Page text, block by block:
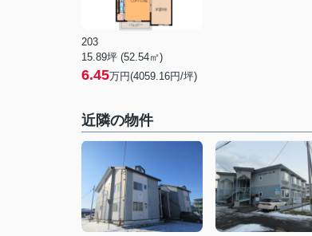
203
15.89坪 (52.54㎡)
6.45万円(4059.16円/坪)
近隣の物件